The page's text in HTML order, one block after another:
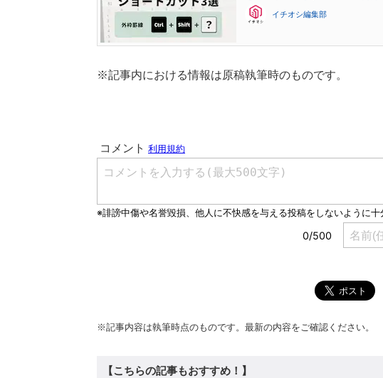
イチオシ編集部
※記事内における情報は原稿執筆時のものです。
※記事内容は執筆時点のものです。最新の内容をご確認ください。
【こちらの記事もおすすめ！】